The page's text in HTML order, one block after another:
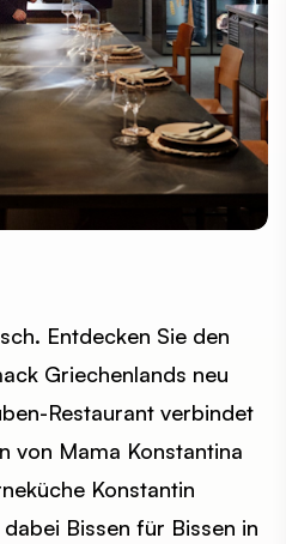
Entdecken Sie den
Griechenlands neu
Restaurant verbindet
von Mama Konstantina
Konstantin
Bissen für Bissen in